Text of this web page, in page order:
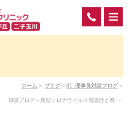
ホーム > ブログ >01_理事長対談ブログ >
対談ブログ～新型コロナウイルス感染症と廃･･･